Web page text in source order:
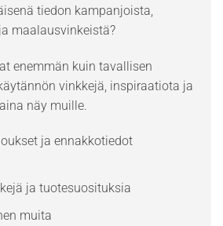
tiedon kampanjoista,
maalausvinkeistä?
enemmän kuin tavallisen
vinkkejä, inspiraatiota ja
näy muille.
ja ennakkotiedot
ja tuotesuosituksia
muita